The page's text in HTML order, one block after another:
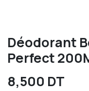
Déodorant
Perfect
8,500 DT